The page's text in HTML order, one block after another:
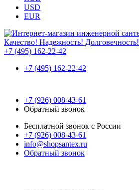
USD
EUR
Качество! Надежность! Долговечность!
+7 (495) 162-22-42
+7 (495) 162-22-42
+7 (926) 008-43-61
Обратный звонок
Бесплатной звонок с России
+7 (926) 008-43-61
info@shopsantex.ru
Обратный звонок